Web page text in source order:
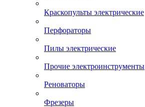
Краскопульты электрические
Перфораторы
Пилы электрические
Прочие электроинструменты
Реноваторы
Фрезеры